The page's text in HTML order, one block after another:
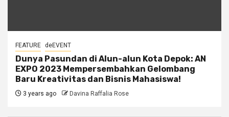
FEATURE deEVENT
Dunya Pasundan di Alun-alun Kota Depok: AN
EXPO 2023 Mempersembahkan Gelombang
Baru Kreativitas dan Bisnis Mahasiswa!
3 years ago Davina Raffalia Rose